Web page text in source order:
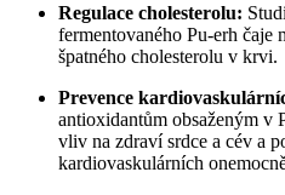
Regulace cholesterolu:
fermentovaného Pu-erh čaje
špatného cholesterolu v krvi.
Prevence
antioxidantům obsaženým v
vliv na zdraví srdce a cév a
kardiovaskulárních